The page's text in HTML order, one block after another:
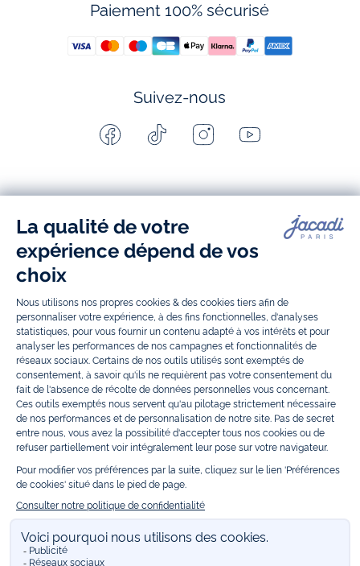
Paiement 100% sécurisé
Suivez-nous
Facebook
Paris
Tiktok
Paris
Instagram
Paris
Youtube
Paris
vêtements etchaussures
, à la fois élégants et intemporels. Retrouvez,
entre autres, nos collections de body, blouse et combinaison pour les
nouveaux-nés
, de t-shirt, pull et short pour les
et de pantalons,
chaussettes et accessoires pour les enfantsde 1 mois à 12 ans.
Découvrez nos collections mode et tendance pour filles et garçons.
Grâce àJacadi Seconde Vie
trouvez des idéescadeaux de Noël. Un heureux événement est arrivé ?
Retrouvez nos idéescadeaux de naissance, ainsi que lemobilier
Bénéficiez également de prix réduits avec nos collections spéciales de
vêtements enfants en soldeset de notrecollection Outlettoute l’année.
Guettez lespromotions Prix Doux, une opération spéciale Jacadi avec
des vêtements enfant à prix tout ronds. Adhérez au programme de
Fidélité Jacadi afin de profiter desventes privées. Retrouvez la collection
Les Essentielset ses vêtements emblématiques aux couleurs de la
marque, la collectionReflexaux vêtements originaux et ludiques avec
des détails réfléchissants, la collectionSport Chicaussi innovante
qu'élégante, ainsi que les Petits tricotspour compléter le vestiaire de
bébé. Pour passer l’automne et l’hiver au chaud, Jacadi vous propose une
lesJolis Jours, c’est l’occasion de retrouver la nouvelle collection Jacadi
bébé et enfant à prix doux. Un mariage, un baptême, une communion de
prévue ? Trouvez unetenue de cérémonie
les sacsTohana, confectionnés en partenariat avec l'Association
situation de grande précarité d’apprendre le métier de couturière.
Découvrez aussi